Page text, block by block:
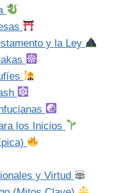
y la Ley
los Inicios
y Virtud